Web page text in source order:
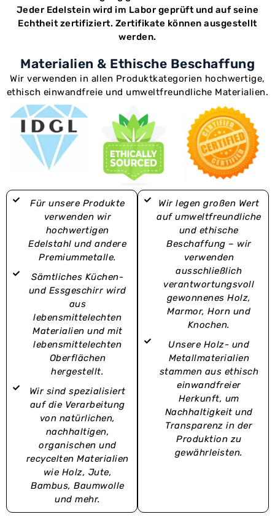
Jeder Edelstein wird im Labor geprüft und auf seine
Echtheit zertifiziert. Zertifikate können ausgestellt
werden.
Materialien & Ethische Beschaffung
Wir verwenden in allen Produktkategorien hochwertige,
ethisch einwandfreie und umweltfreundliche Materialien.
Für unsere Produkte
verwenden wir
hochwertigen
Edelstahl und andere
Premiummetalle.
Sämtliches Küchen-
und Essgeschirr wird
aus
lebensmittelechten
Materialien und mit
lebensmittelechten
Oberflächen
hergestellt.
Wir sind spezialisiert
auf die Verarbeitung
von natürlichen,
nachhaltigen,
organischen und
recycelten Materialien
wie Holz, Jute,
Bambus, Baumwolle
und mehr.
Wir legen großen Wert
auf umweltfreundliche
und ethische
Beschaffung – wir
verwenden
ausschließlich
verantwortungsvoll
gewonnenes Holz,
Marmor, Horn und
Knochen.
Unsere Holz- und
Metallmaterialien
stammen aus ethisch
einwandfreier
Herkunft, um
Nachhaltigkeit und
Transparenz in der
Produktion zu
gewährleisten.